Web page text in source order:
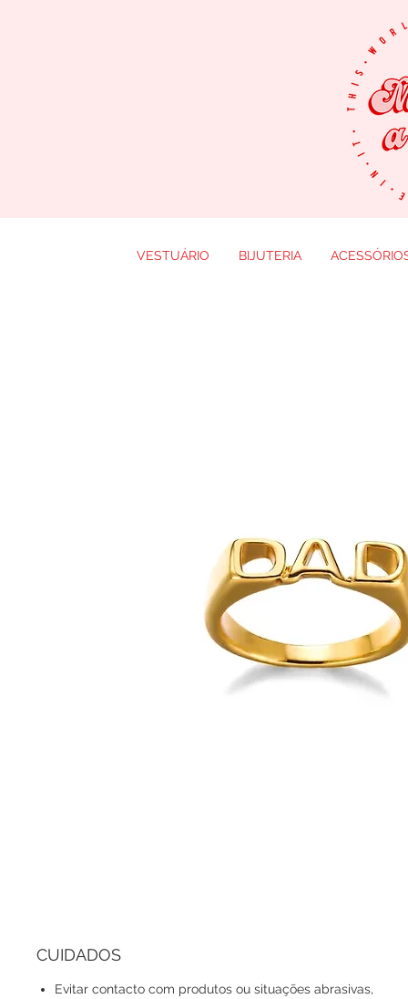
CUIDADOS
Evitar contacto com produtos ou situações abrasivas,
VESTUÁRIO BIJUTERIA